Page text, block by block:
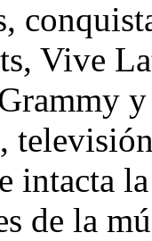
Vive
intacta
de la